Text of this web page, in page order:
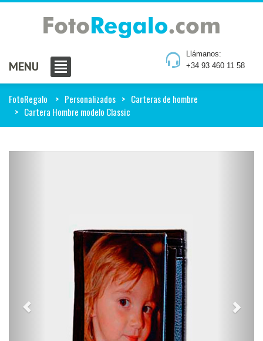
Llámanos:
+34 93 460 11 58
MENU
FotoRegalo Personalizados
Carteras de hombre
Cartera Hombre modelo Classic